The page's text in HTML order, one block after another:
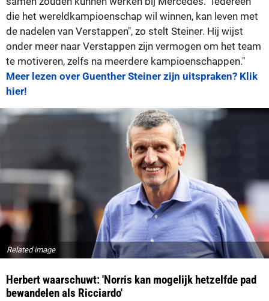
die het wereldkampioenschap wil winnen, kan leven met
de nadelen van Verstappen", zo stelt Steiner. Hij wijst
onder meer naar Verstappen zijn vermogen om het team
te motiveren, zelfs na meerdere kampioenschappen."
Meer lezen over Guenther Steiner zijn uitspraken? Klik
hier!
Related image
Herbert waarschuwt: 'Norris kan mogelijk hetzelfde pad
bewandelen als Ricciardo'